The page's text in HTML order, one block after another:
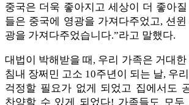
중국은 더욱 좋아지고 세상이 더 좋아
들은 중국에 영광을 가져다주었고, 션
광을 가져다주었습니다.”라고 말했다.
대법이 박해받을 때, 우리 가족은 거대
침내 장쩌민 고소 10주년이 되는 날, 우
걱정할 필요가 없게 되었고 집에서도
찬양할 수 있게 되었다! 가족들도 모두